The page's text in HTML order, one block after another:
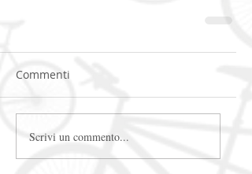
Commenti
Scrivi un commento...